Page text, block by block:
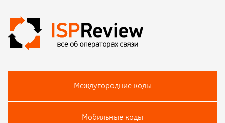
Междугородние коды
Мобильные коды